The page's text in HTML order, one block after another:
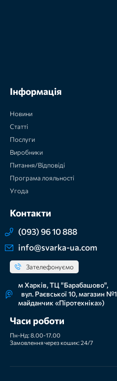
Інформація
Новини
Статті
Послуги
Виробники
Питання/Відповіді
Програма лояльності
Угода
Контакти
(093) 96 10 888
info@svarka-ua.com
Зателефонуємо
м Харків, ТЦ "Барабашово",
вул. Раєвської 10, магазин №1
майданчик «Піротехніка»)
Часи роботи
Пн-Нд: 8.00-17.00
Замовлення через кошик: 24/7